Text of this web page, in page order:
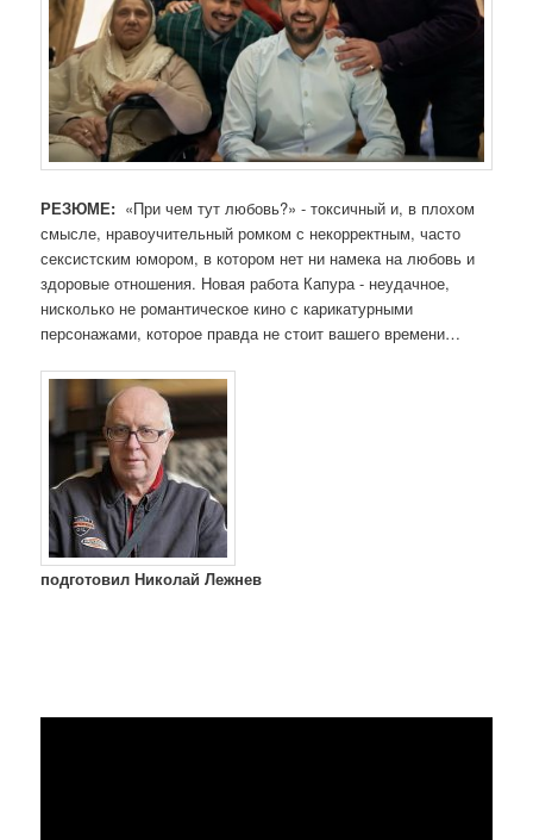
РЕЗЮМЕ: «При чем тут любовь?» - токсичный и, в плохом
смысле, нравоучительный ромком с некорректным, часто
сексистским юмором, в котором нет ни намека на любовь и
здоровые отношения. Новая работа Капура - неудачное,
нисколько не романтическое кино с карикатурными
персонажами, которое правда не стоит вашего времени…
подготовил Николай Лежнев